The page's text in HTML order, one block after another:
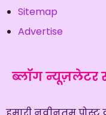
Sitemap
Advertise
ब्लॉग न्यूज़लेटर